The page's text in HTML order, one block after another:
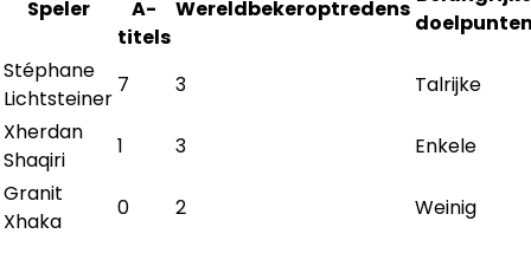
Speler
A-
titels
Wereldbekeroptredens
Stéphane
Lichtsteiner
7 3
Talrijke
Xherdan
Shaqiri
1 3
Enkele
Granit
Xhaka
0 2 Weinig